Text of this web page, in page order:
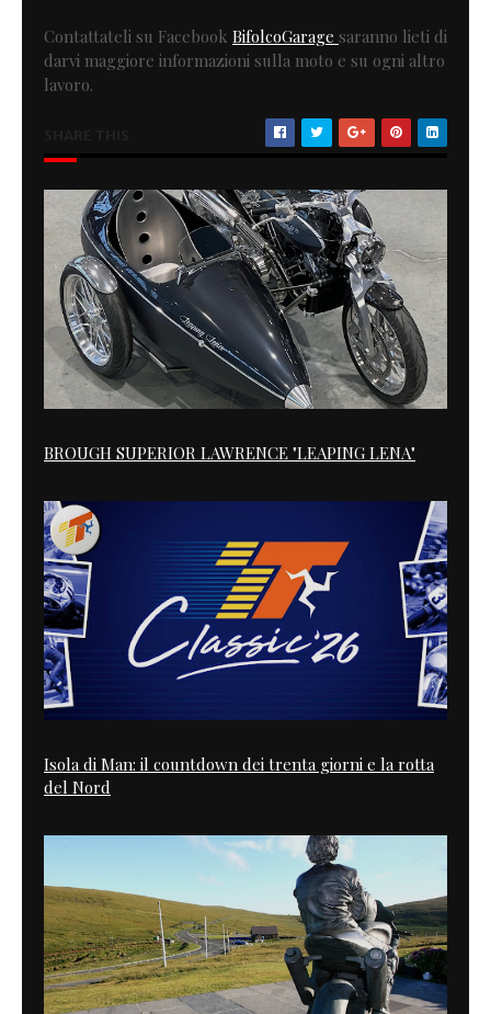
Contattateli su Facebook BifolcoGarage saranno lieti di
darvi maggiore informazioni sulla moto e su ogni altro
lavoro.
BROUGH SUPERIOR LAWRENCE "LEAPING LENA"
Isola di Man: il countdown dei trenta giorni e la rotta
del Nord